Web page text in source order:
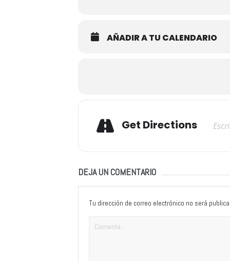
AÑADIR A TU CALENDARIO
Get Directions
DEJA UN COMENTARIO
Tu dirección de correo electrónico no será